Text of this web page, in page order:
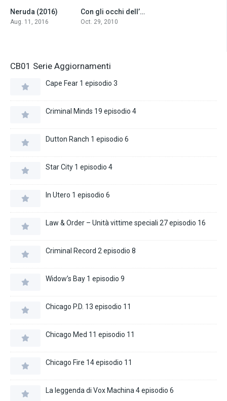
Neruda (2016)
Aug. 11, 2016
6.7Con gli occhi dell’assassino (2010)
Oct. 29, 2010
CB01 Serie Aggiornamenti
Cape Fear 1 episodio 3
Criminal Minds 19 episodio 4
Dutton Ranch 1 episodio 6
Star City 1 episodio 4
In Utero 1 episodio 6
Law & Order – Unità vittime speciali 27 episodio 16
Criminal Record 2 episodio 8
Widow’s Bay 1 episodio 9
Chicago P.D. 13 episodio 11
Chicago Med 11 episodio 11
Chicago Fire 14 episodio 11
La leggenda di Vox Machina 4 episodio 6